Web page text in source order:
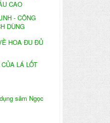
CAO
- CÔNG
DÙNG
HOA ĐU ĐỦ
LÁ LỐT
sâm Ngọc